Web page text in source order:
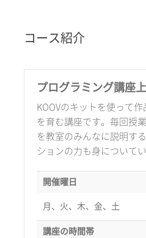
コース紹介
プログラミング講座
KOOVのキットを使って
を育む講座です。毎回授
を教室のみんなに説明す
ションの力も身についてい
開催曜日
月、火、木、金、土
講座の時間帯